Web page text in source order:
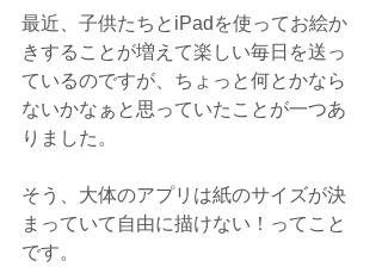
最近、子供たちとiPadを使ってお絵か
きすることが増えて楽しい毎日を送っ
ているのですが、ちょっと何とかなら
ないかなぁと思っていたことが一つあ
りました。
そう、大体のアプリは紙のサイズが決
まっていて自由に描けない！ってこと
です。